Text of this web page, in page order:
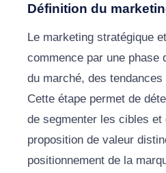
Définition du
Le marketing stratégique
commence par une phase
du marché, des
Cette étape permet de
de segmenter les cibles et
proposition de valeur
positionnement de la